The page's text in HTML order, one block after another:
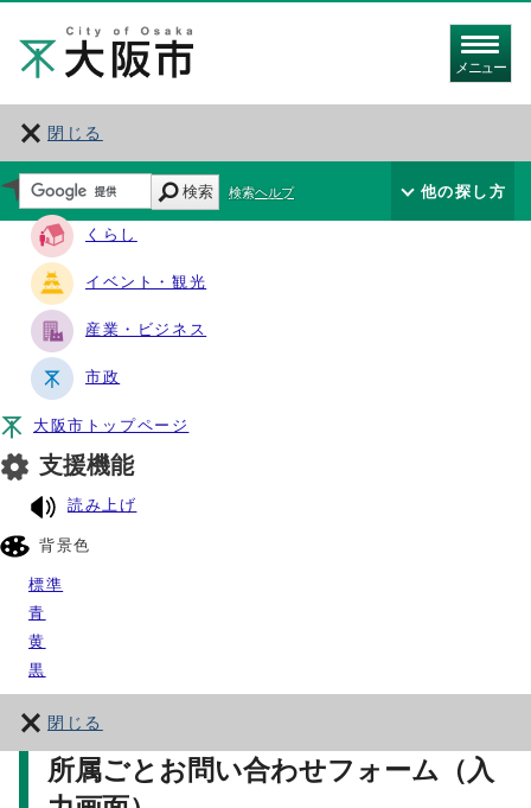
メニュー
閉じる
サイト・ナビ
くらし
イベント・観光
産業・ビジネス
市政
大阪市トップページ
支援機能
読み上げ
背景色
標準
青
黄
黒
閉じる
検索 検索ヘルプ 他の探し方
所属ごとお問い合わせフォーム（入